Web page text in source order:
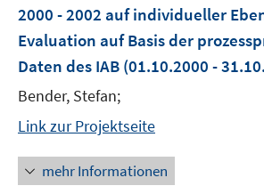
2000 - 2002 auf individueller
Evaluation auf Basis der
Daten des IAB (01.10.2000 -
Bender, Stefan;
Link zur Projektseite
mehr Informationen